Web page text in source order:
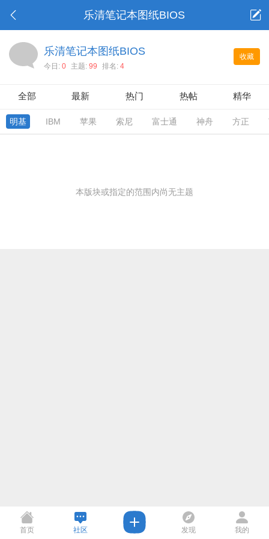
乐清笔记本图纸BIOS
收藏
乐清笔记本图纸BIOS
今日: 0 主题: 99 排名: 4
全部 最新 热门 热帖 精华
明基 IBM 苹果 索尼 富士通 神舟 方正
本版块或指定的范围内尚无主题
首页 社区 发现 我的